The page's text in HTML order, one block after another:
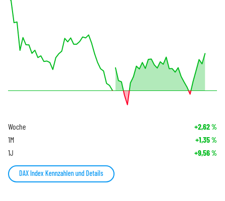
Woche +2,62%
1M +1,35%
1J +9,56%
DAX Index Kennzahlen und Details